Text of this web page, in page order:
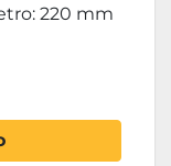
220 mm